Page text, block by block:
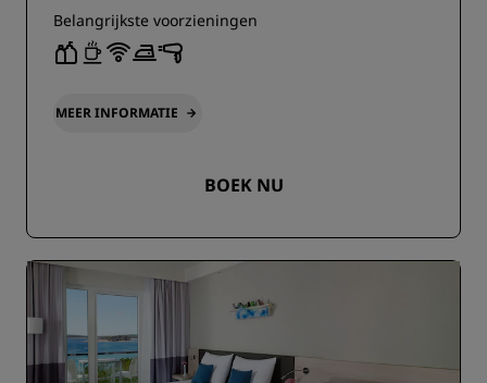
Belangrijkste voorzieningen
MEER INFORMATIE
BOEK NU